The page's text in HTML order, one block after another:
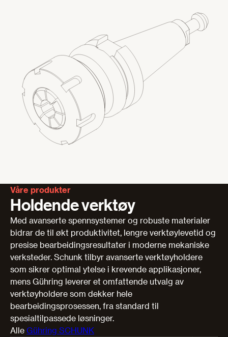
Våre produkter
Holdende verktøy
Med avanserte spennsystemer og robuste materialer
bidrar de til økt produktivitet, lengre verktøylevetid og
presise bearbeidingsresultater i moderne mekaniske
verksteder. Schunk tilbyr avanserte verktøyholdere
som sikrer optimal ytelse i krevende applikasjoner,
mens Gühring leverer et omfattende utvalg av
verktøyholdere som dekker hele
bearbeidingsprosessen, fra standard til
spesialtilpassede løsninger.
Alle Gühring SCHUNK